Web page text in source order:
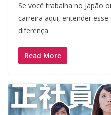
Se você trabalha no Japão
carreira aqui, entender
diferença
Read More